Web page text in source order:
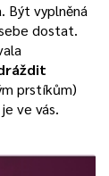
Být vyplněná
dostat.
prstíkům)
ve vás.